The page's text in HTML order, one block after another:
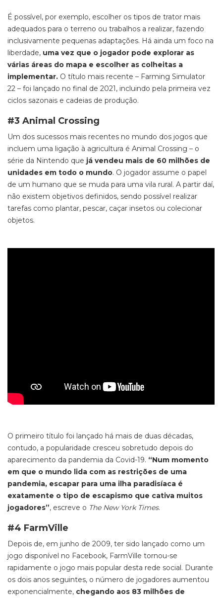
É possível, por exemplo, escolher os tipos de trator mais
adequados para o terreno ou trabalhos a realizar, fazendo
inclusivamente pequenas adaptações. Há ainda um foco na
liberdade, uma vez que o jogador pode explorar as
várias áreas do mapa e escolher as colheitas a
implementar. O título mais recente – Farming Simulator
22 – foi lançado no final de 2021, incluindo pela primeira vez
ciclos sazonais e cadeias de produção.
#3 Animal Crossing
Um dos sucessos mais recentes no mundo dos jogos que
incluem uma ligação à agricultura é Animal Crossing – o
série da Nintendo que já vendeu mais de 60 milhões de
unidades em todo o mundo. O jogador assume o papel
de um humano que se muda para uma vila rural. A partir daí,
não existem objetivos definidos, sendo possível realizar
tarefas como plantar, pescar, caçar insetos ou colecionar
objetos.
O primeiro título foi lançado há mais de duas décadas,
contudo, a popularidade cresceu sobretudo depois do
aparecimento da pandemia da Covid-19. “Num momento
em que o mundo lida com as restrições de uma
pandemia, escapar para uma ilha paradisíaca é
exatamente o tipo de escapismo que cativa muitos
jogadores”, escreve o The New York Times.
#4 FarmVille
Depois de, em junho de 2009, ter sido lançado como um
jogo disponível no Facebook, FarmVille tornou-se
rapidamente o jogo mais popular desta rede social. Durante
os dois anos seguintes, o número de jogadores aumentou
exponencialmente, chegando aos 83 milhões de